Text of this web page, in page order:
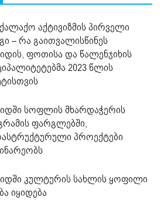
აქტივიზმის პირველი
– რა გაითვალისწინეს
ფოთისა და წალენჯიხის
2023 წლის
სოფლის მხარდაჭერის
ფარგლებში,
პროექტები
კულტურის სახლის ყოფილი
იყიდება